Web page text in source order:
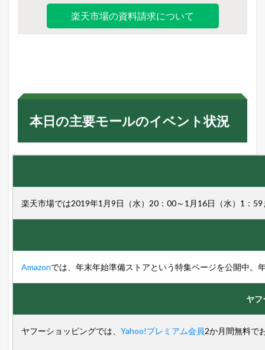
楽天市場の資料請求について
本日の主要モールのイベント状況
楽天市場では2019年1月9日（水）20：00～1月16日（水）1：
Amazonでは、年末年始準備ストアという特集ページを公開中。
ヤフ
ヤフーショッピングでは、 Yahoo!プレミアム会員2か月間無料で